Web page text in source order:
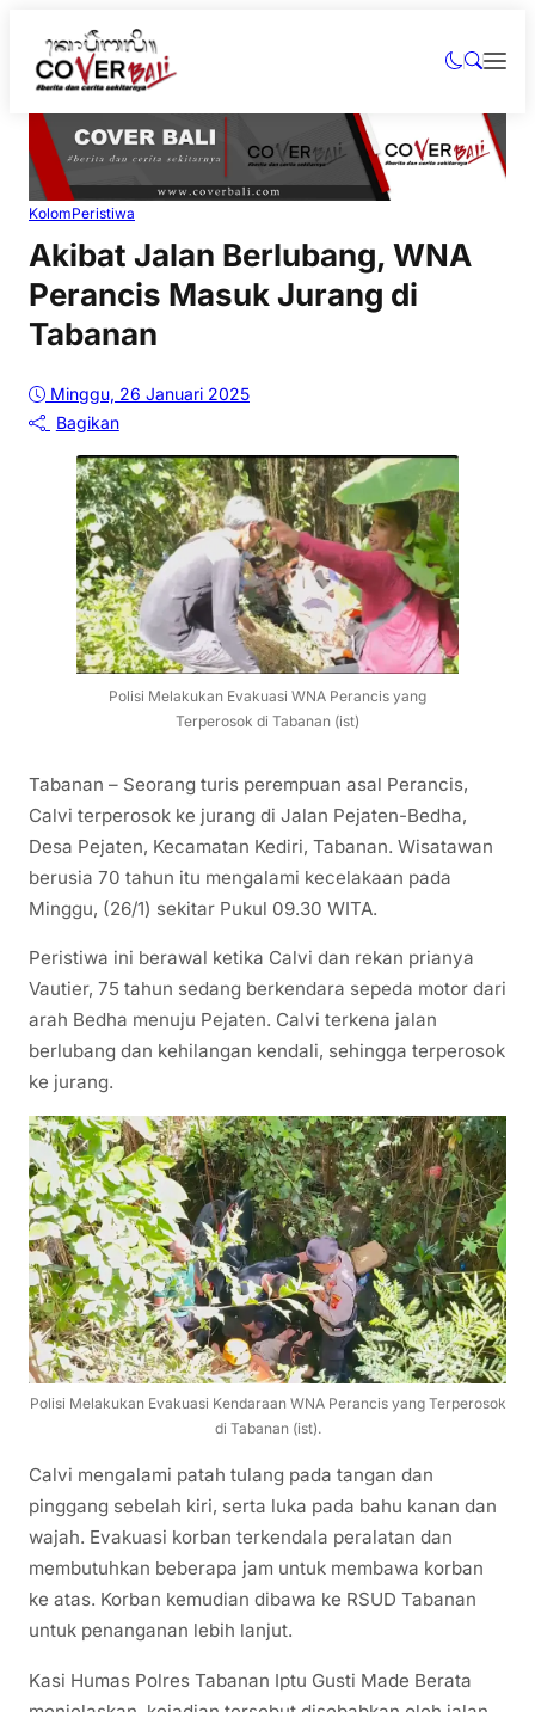
KolomPeristiwa
Akibat Jalan Berlubang, WNA
Perancis Masuk Jurang di
Tabanan
Minggu, 26 Januari 2025
Bagikan
Polisi Melakukan Evakuasi WNA Perancis yang
Terperosok di Tabanan (ist)
Tabanan – Seorang turis perempuan asal Perancis,
Calvi terperosok ke jurang di Jalan Pejaten-Bedha,
Desa Pejaten, Kecamatan Kediri, Tabanan. Wisatawan
berusia 70 tahun itu mengalami kecelakaan pada
Minggu, (26/1) sekitar Pukul 09.30 WITA.
Peristiwa ini berawal ketika Calvi dan rekan prianya
Vautier, 75 tahun sedang berkendara sepeda motor dari
arah Bedha menuju Pejaten. Calvi terkena jalan
berlubang dan kehilangan kendali, sehingga terperosok
ke jurang.
Polisi Melakukan Evakuasi Kendaraan WNA Perancis yang Terperosok
di Tabanan (ist).
Calvi mengalami patah tulang pada tangan dan
pinggang sebelah kiri, serta luka pada bahu kanan dan
wajah. Evakuasi korban terkendala peralatan dan
membutuhkan beberapa jam untuk membawa korban
ke atas. Korban kemudian dibawa ke RSUD Tabanan
untuk penanganan lebih lanjut.
Kasi Humas Polres Tabanan Iptu Gusti Made Berata